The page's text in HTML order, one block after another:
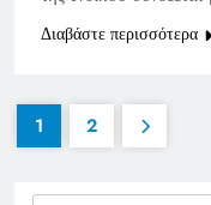
Διαβάστε περισσότερα
1 2